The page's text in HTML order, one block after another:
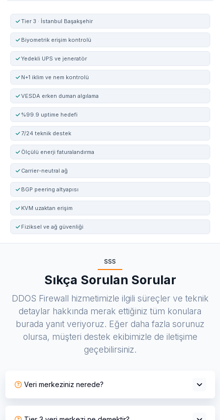
Tier 3 · İstanbul Başakşehir
Biyometrik erişim kontrolü
Yedekli UPS ve jeneratör
N+1 iklim ve nem kontrolü
VESDA erken duman algılama
%99.9 uptime hedefi
7/24 teknik destek
Ölçülü enerji faturalandırma
Carrier-neutral ağ
BGP peering altyapısı
KVM uzaktan erişim
Fiziksel ve ağ güvenliği
SSS
Sıkça Sorulan Sorular
DDOS Firewall hizmetimizle ilgili süreçler ve teknik
detaylar hakkında merak ettiğiniz tüm konulara
burada yanıt veriyoruz. Eğer daha fazla sorunuz
olursa, müşteri destek ekibimizle de iletişime
geçebilirsiniz.
Veri merkeziniz nerede?